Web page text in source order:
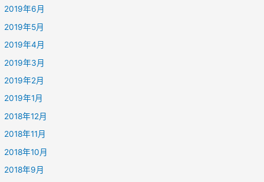
2019年6月
2019年5月
2019年4月
2019年3月
2019年2月
2019年1月
2018年12月
2018年11月
2018年10月
2018年9月